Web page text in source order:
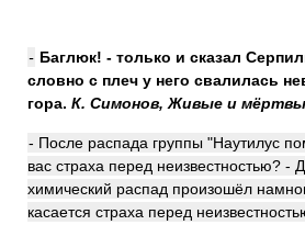
- Баглюк! - только и сказал
словно с плеч у него свалилась
гора. К. Симонов, Живые и
- После распада группы "Наутилус
вас страха перед неизвестностью? -
химический распад произошёл
касается страха перед